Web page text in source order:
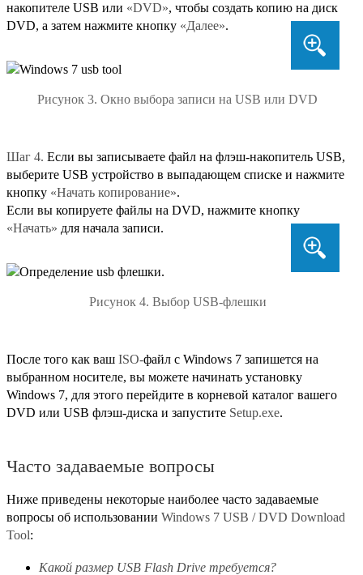
накопителе USB или «DVD», чтобы создать копию на диск
DVD, а затем нажмите кнопку «Далее».
Рисунок 3. Окно выбора записи на USB или DVD
Шаг 4. Если вы записываете файл на флэш-накопитель USB,
выберите USB устройство в выпадающем списке и нажмите
кнопку «Начать копирование».
Если вы копируете файлы на DVD, нажмите кнопку
«Начать» для начала записи.
Рисунок 4. Выбор USB-флешки
После того как ваш ISO-файл с Windows 7 запишется на
выбранном носителе, вы можете начинать установку
Windows 7, для этого перейдите в корневой каталог вашего
DVD или USB флэш-диска и запустите Setup.exe.
Часто задаваемые вопросы
Ниже приведены некоторые наиболее часто задаваемые
вопросы об использовании Windows 7 USB / DVD Download
Tool:
Какой размер USB Flash Drive требуется?